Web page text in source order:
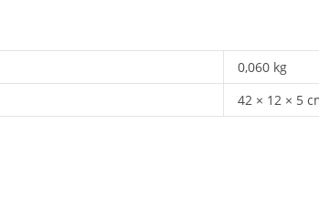
0,060 kg
42 × 12 × 5